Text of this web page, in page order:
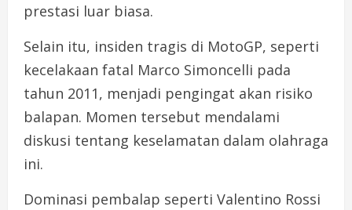
prestasi luar biasa.
Selain itu, insiden tragis di MotoGP, seperti
kecelakaan fatal Marco Simoncelli pada
tahun 2011, menjadi pengingat akan risiko
balapan. Momen tersebut mendalami
diskusi tentang keselamatan dalam olahraga
ini.
Dominasi pembalap seperti Valentino Rossi